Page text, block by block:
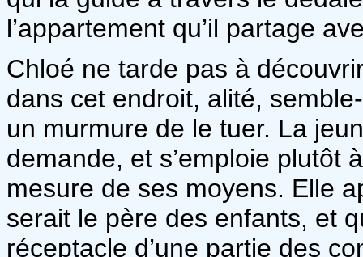
l’appartement qu’il partage
Chloé ne tarde pas à
dans cet endroit, alité,
un murmure de le tuer. La
demande, et s’emploie plutôt
mesure de ses moyens. Elle
serait le père des enfants, et
réceptacle d’une partie des